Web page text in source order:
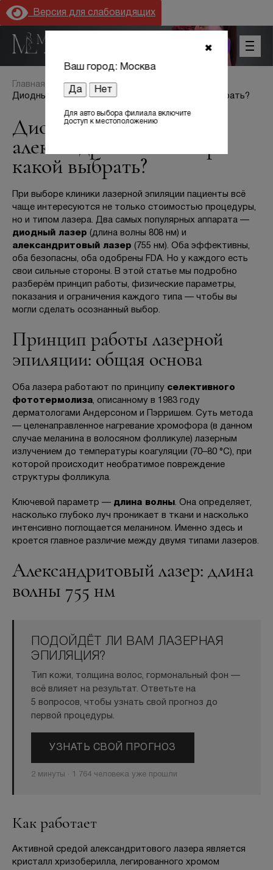
Версия для слабовидящих
Цены
Отзывы
Вопрос-ответ
Оборудование
Лицензии
Контакты
+7 (800) 301 17 54
Москва , Тверская
5,0
м. Трубная,
пн-вс: 10:00-22:00
ПРОЙТИ ТЕСТ
БЕСПЛАТНАЯ КОНСУЛЬТАЦИЯ
Главная
Блог
Диодный или александритовый лазер: какой выбрать?
Диодный или
александритовый лазер:
какой выбрать?
При выборе клиники лазерной эпиляции пациенты всё
чаще интересуются не только стоимостью процедуры,
но и типом лазера. Два самых популярных аппарата —
диодный лазер (длина волны 808 нм) и
александритовый лазер (755 нм). Оба эффективны,
оба безопасны, оба одобрены FDA. Но у каждого есть
свои сильные стороны. В этой статье мы подробно
разберём принцип работы, физические параметры,
показания и ограничения каждого типа — чтобы вы
могли сделать осознанный выбор.
Принцип работы лазерной
эпиляции: общая основа
Оба лазера работают по принципу селективного
фототермолиза, описанному в 1983 году
дерматологами Андерсоном и Пэрришем. Суть метода
— целенаправленное нагревание хромофора (в данном
случае меланина в волосяном фолликуле) лазерным
излучением до температуры коагуляции (70–80 °C), при
которой происходит необратимое повреждение
структуры фолликула.
Ключевой параметр — длина волны. Она определяет,
насколько глубоко луч проникает в ткани и насколько
интенсивно поглощается меланином. Именно здесь и
кроется главное различие между двумя типами лазеров.
Александритовый лазер: длина
волны 755 нм
ПОДОЙДЁТ ЛИ ВАМ ЛАЗЕРНАЯ
ЭПИЛЯЦИЯ?
Тип кожи, толщина волос, гормональный фон —
всё влияет на результат. Ответьте на
5 вопросов, чтобы узнать свой прогноз до
первой процедуры.
УЗНАТЬ СВОЙ ПРОГНОЗ
2 минуты · 1 764 человека уже прошли
Как работает
Активной средой александритового лазера является
кристалл хризоберилла, легированного хромом
✖
Ваш город: Москва
Да Нет
Для авто выбора филиала включите
доступ к местоположению